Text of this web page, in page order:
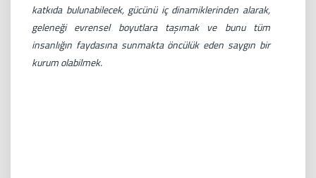
katkıda bulunabilecek, gücünü iç dinamiklerinden alarak,
geleneği evrensel boyutlara taşımak ve bunu tüm
insanlığın faydasına sunmakta öncülük eden saygın bir
kurum olabilmek.